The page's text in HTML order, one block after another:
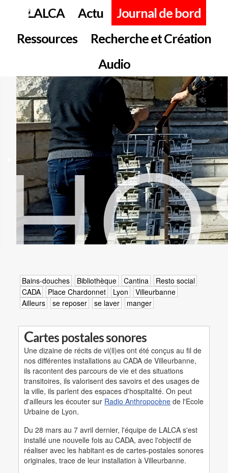
LALCA Actu
Journal de bord
Ressources
Recherche et Création
Audio
Bains-douches Bibliothèque Cantina
Resto social
CADA
Place Chardonnet Lyon
Villeurbanne
Ailleurs
se reposer se laver manger
Cartes postales sonores
Une dizaine de récits de vi(ll)es ont été conçus au fil de
nos différentes installations au CADA de Villeurbanne,
ils racontent des parcours de vie et des situations
transitoires, ils valorisent des savoirs et des usages de
la ville, ils parlent des espaces d'hospitalité. On peut
d'ailleurs les écouter sur Radio Anthropocène de l'Ecole
Urbaine de Lyon.
Du 28 mars au 7 avril dernier, l'équipe de LALCA s'est
installé une nouvelle fois au CADA, avec l'objectif de
réaliser avec les habitant·es de cartes-postales sonores
originales, trace de leur installation à Villeurbanne.